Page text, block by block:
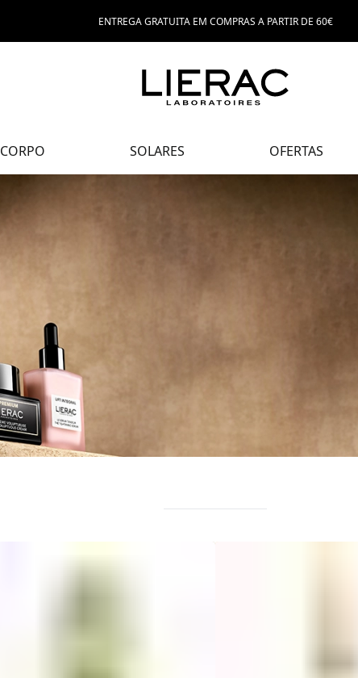
ENTREGA GRATUITA EM COMPRAS A PARTIR DE 60€
CORPO SOLARES OFERTAS